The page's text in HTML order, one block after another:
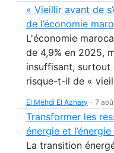
« Vieillir avant de
de l’économie
L'économie
de 4,9% en 2025,
insuffisant, surtout
risque-t-il de «
El Mehdi El Azhary - 7
Transformer les
énergie et
La transition